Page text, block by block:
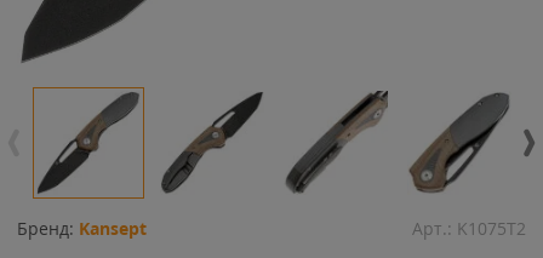
Бренд: Kansept Арт.: K1075T2